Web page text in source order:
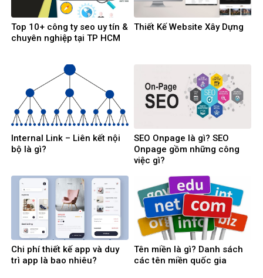
Top 10+ công ty seo uy tín &
chuyên nghiệp tại TP HCM
Thiết Kế Website Xây Dựng
Internal Link – Liên kết nội
bộ là gì?
SEO Onpage là gì? SEO
Onpage gồm những công
việc gì?
Chi phí thiết kế app và duy
trì app là bao nhiêu?
Tên miền là gì? Danh sách
các tên miền quốc gia